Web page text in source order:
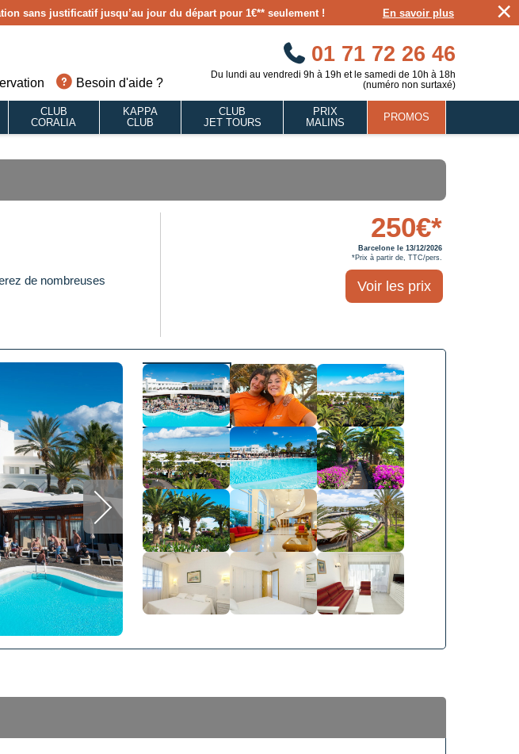
sans justificatif jusqu’au jour du départ pour 1€** seulement ! En savoir plus ×
Besoin d'aide ?
01 71 72 26 46
Du lundi au vendredi 9h à 19h et le samedi de 10h à 18h
(numéro non surtaxé)
CLUB
CORALIA
KAPPA
CLUB
CLUB
JET TOURS
PRIX
MALINS
PROMOS
de nombreuses
250€*
Barcelone le 13/12/2026
*Prix à partir de, TTC/pers.
Voir les prix